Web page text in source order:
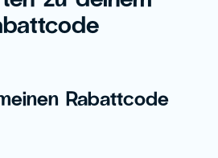
Rabattcode